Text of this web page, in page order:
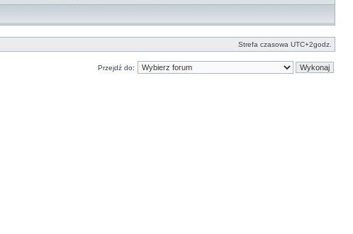
Strefa czasowa UTC+2godz.
Przejdź do: